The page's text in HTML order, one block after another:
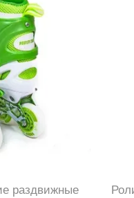
раздвижные